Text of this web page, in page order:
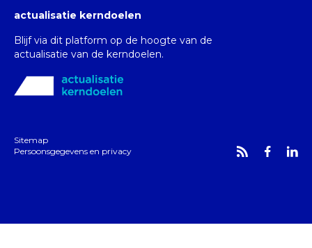
actualisatie kerndoelen
Blijf via dit platform op de hoogte van de
actualisatie van de kerndoelen.
Sitemap
Persoonsgegevens en privacy